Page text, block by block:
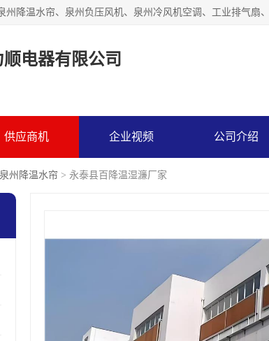
电器有限公司
供应商机 企业视频 公司介绍
泉州降温水帘 > 永泰县百降温湿濂厂家